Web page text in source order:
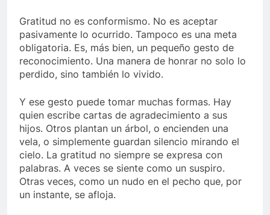
Gratitud no es conformismo. No es aceptar
pasivamente lo ocurrido. Tampoco es una meta
obligatoria. Es, más bien, un pequeño gesto de
reconocimiento. Una manera de honrar no solo lo
perdido, sino también lo vivido.
Y ese gesto puede tomar muchas formas. Hay
quien escribe cartas de agradecimiento a sus
hijos. Otros plantan un árbol, o encienden una
vela, o simplemente guardan silencio mirando el
cielo. La gratitud no siempre se expresa con
palabras. A veces se siente como un suspiro.
Otras veces, como un nudo en el pecho que, por
un instante, se afloja.